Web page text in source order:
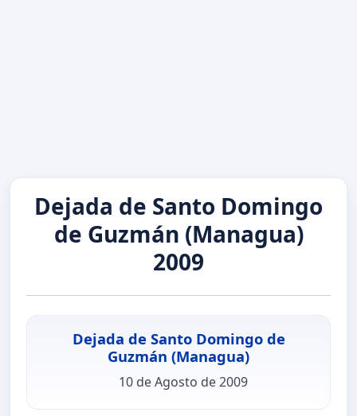
Dejada de Santo Domingo
de Guzmán (Managua)
2009
Dejada de Santo Domingo de
Guzmán (Managua)
10 de Agosto de 2009